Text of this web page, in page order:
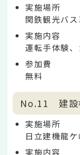
実施場所
関鉄観光バス
実施内容
運転手体験
参加費
無料
No.11 建設
実施場所
日立建機龍
実施内容